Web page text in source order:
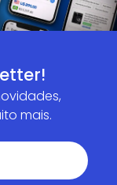
mais.